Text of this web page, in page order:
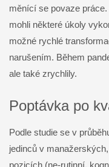
měnící se povaze
mohli některé úkoly
možné rychlé
narušením. Během
ale také zrychlily.
Poptávka po
Podle studie se v
jedinců v
pozicích (ne-rutinní,